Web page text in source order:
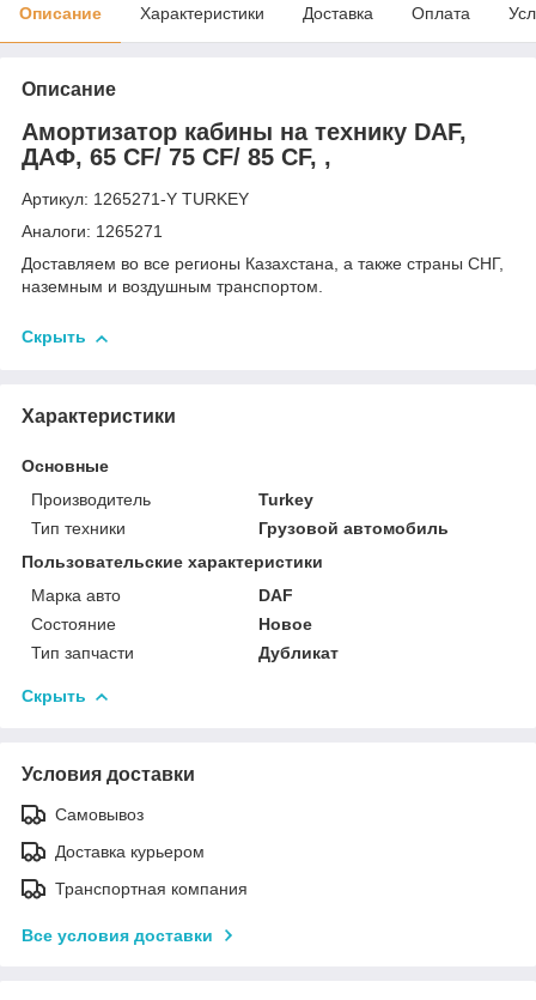
Описание Характеристики Доставка Оплата
Описание
Амортизатор кабины на технику DAF,
ДАФ, 65 CF/ 75 CF/ 85 CF, ,
Артикул: 1265271-Y TURKEY
Аналоги: 1265271
Доставляем во все регионы Казахстана, а также страны СНГ,
наземным и воздушным транспортом.
Скрыть
Характеристики
Основные
Производитель
Turkey
Тип техники
Грузовой автомобиль
Пользовательские характеристики
Марка авто
DAF
Состояние
Новое
Тип запчасти
Дубликат
Скрыть
Условия доставки
Самовывоз
Доставка курьером
Транспортная компания
Все условия доставки